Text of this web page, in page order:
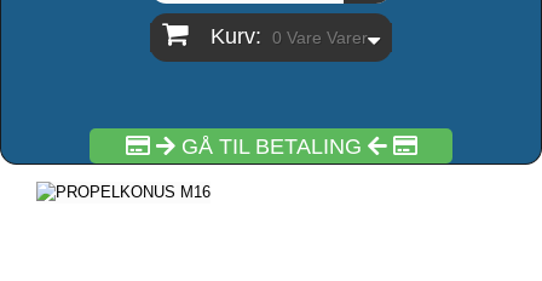
Kurv: 0 Vare Varer
GÅ TIL BETALING